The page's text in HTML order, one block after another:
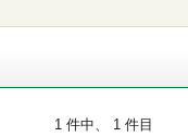
1 件中、 1 件目